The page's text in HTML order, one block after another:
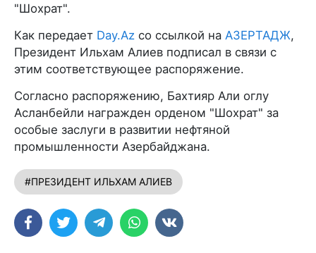
"Шохрат".
Как передает Day.Az со ссылкой на АЗЕРТАДЖ,
Президент Ильхам Алиев подписал в связи с
этим соответствующее распоряжение.
Согласно распоряжению, Бахтияр Али оглу
Асланбейли награжден орденом "Шохрат" за
особые заслуги в развитии нефтяной
промышленности Азербайджана.
#ПРЕЗИДЕНТ ИЛЬХАМ АЛИЕВ